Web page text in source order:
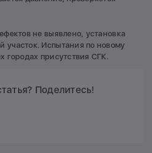
не выявлено, установка
участок. Испытания по новому
городах присутствия СГК.
Поделитесь!